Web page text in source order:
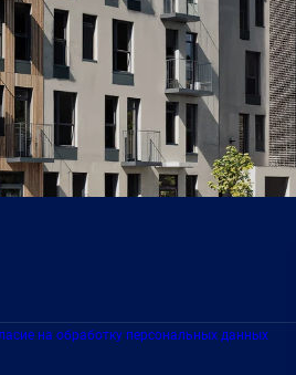
на обработку персональных данных